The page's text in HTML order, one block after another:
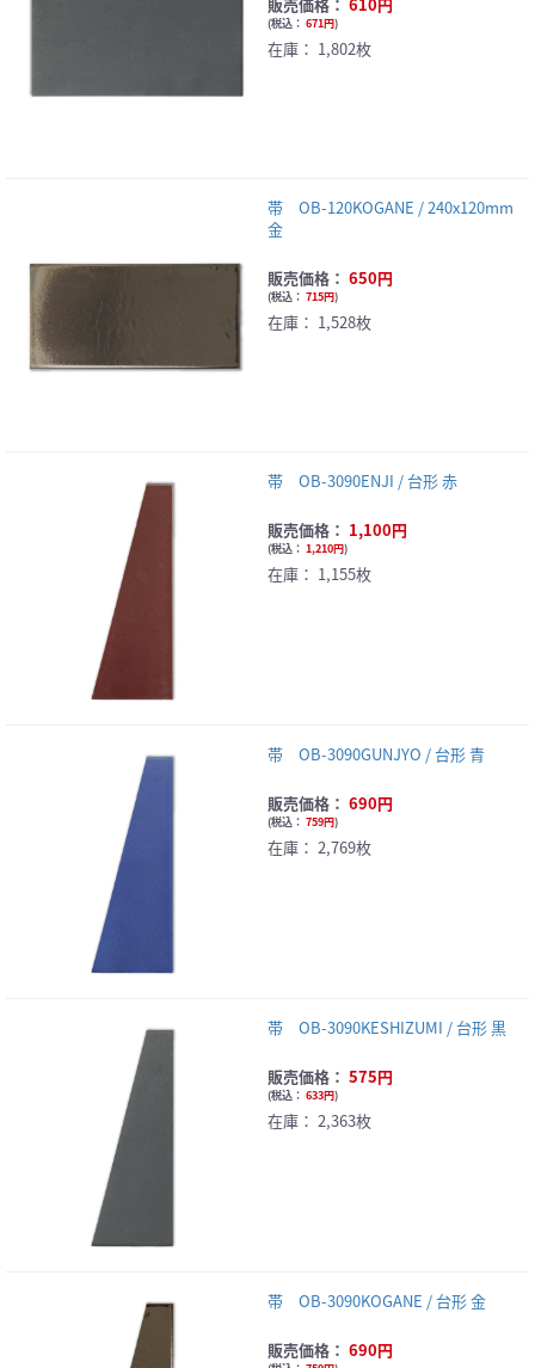
(税込： 671円)
在庫： 1,802枚
帯 OB-120KOGANE / 240x120mm
金
販売価格： 650円
(税込： 715円)
在庫： 1,528枚
帯 OB-3090ENJI / 台形 赤
販売価格： 1,100円
(税込： 1,210円)
在庫： 1,155枚
帯 OB-3090GUNJYO / 台形 青
販売価格： 690円
(税込： 759円)
在庫： 2,769枚
帯 OB-3090KESHIZUMI / 台形 黒
販売価格： 575円
(税込： 633円)
在庫： 2,363枚
帯 OB-3090KOGANE / 台形 金
販売価格： 690円